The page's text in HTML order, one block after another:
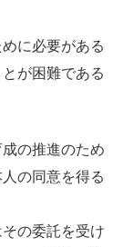
に必要がある
が困難である
の推進のため
の同意を得る
の委託を受け